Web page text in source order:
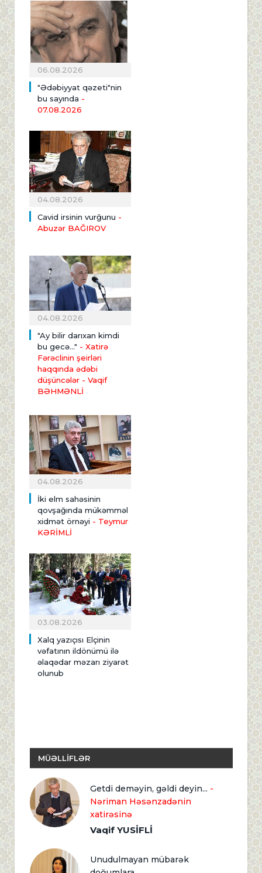
06.08.2026
"Ədəbiyyat qəzeti"nin
bu sayında -
07.08.2026
04.08.2026
Cavid irsinin vurğunu -
Abuzər BAĞIROV
04.08.2026
"Ay bilir darıxan kimdi
bu gecə..." - Xatirə
Fərəclinin şeirləri
haqqında ədəbi
düşüncələr - Vaqif
BƏHMƏNLİ
04.08.2026
İki elm sahəsinin
qovşağında mükəmməl
xidmət örnəyi - Teymur
KƏRİMLİ
03.08.2026
Xalq yazıçısı Elçinin
vəfatının ildönümü ilə
əlaqədar məzarı ziyarət
olunub
MÜƏLLİFLƏR
Getdi deməyin, gəldi deyin... -
Nəriman Həsənzadənin
xatirəsinə
Vaqif YUSİFLİ
Unudulmayan mübarək